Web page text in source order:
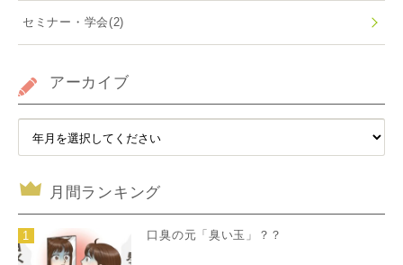
セミナー・学会(2)
アーカイブ
月間ランキング
1 口臭の元「臭い玉」？？